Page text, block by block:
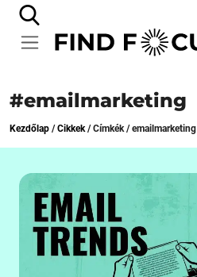
#emailmarketing
Kezdőlap /Cikkek/Címkék/emailmarketing